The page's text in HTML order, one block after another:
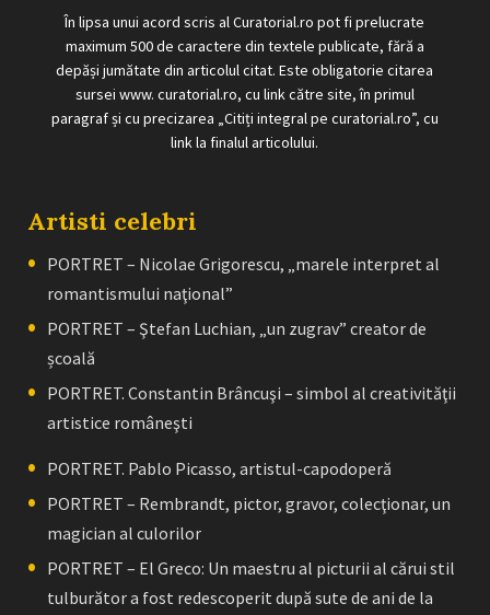
În lipsa unui acord scris al Curatorial.ro pot fi prelucrate
maximum 500 de caractere din textele publicate, fără a
depăși jumătate din articolul citat. Este obligatorie citarea
sursei www. curatorial.ro, cu link către site, în primul
paragraf și cu precizarea „Citiți integral pe curatorial.ro”, cu
link la finalul articolului.
Artisti celebri
PORTRET – Nicolae Grigorescu, „marele interpret al
romantismului naţional”
PORTRET – Ştefan Luchian, „un zugrav” creator de
școală
PORTRET. Constantin Brâncuşi – simbol al creativităţii
artistice româneşti
PORTRET. Pablo Picasso, artistul-capodoperă
PORTRET – Rembrandt, pictor, gravor, colecţionar, un
magician al culorilor
PORTRET – El Greco: Un maestru al picturii al cărui stil
tulburător a fost redescoperit după sute de ani de la